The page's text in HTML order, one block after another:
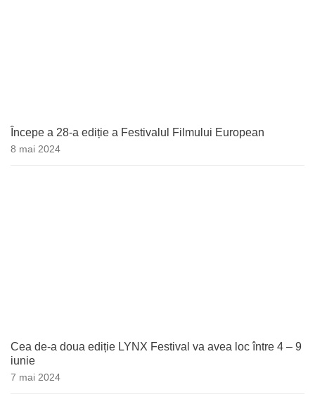
Începe a 28-a ediție a Festivalul Filmului European
8 mai 2024
Cea de-a doua ediție LYNX Festival va avea loc între 4 – 9
iunie
7 mai 2024